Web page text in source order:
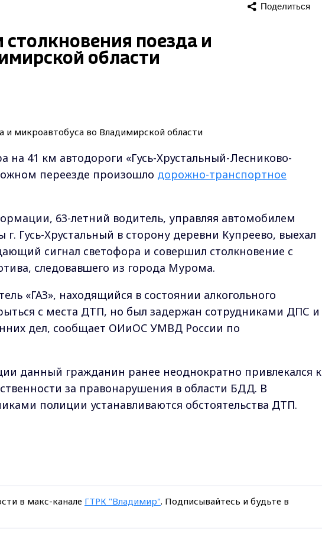
Поделиться
поезда и
области
на 41 км автодороги «Гусь-Хрустальный-Лесниково-
переезде произошло дорожно-транспортное
63-летний водитель, управляя автомобилем
г. Гусь-Хрустальный в сторону деревни Купреево, выехал
сигнал светофора и совершил столкновение с
следовавшего из города Мурома.
«ГАЗ», находящийся в состоянии алкогольного
с места ДТП, но был задержан сотрудниками ДПС и
дел, сообщает ОИиОС УМВД России по
данный гражданин ранее неоднократно привлекался к
за правонарушения в области БДД. В
полиции устанавливаются обстоятельства ДТП.
в макс-канале ГТРК "Владимир". Подписывайтесь и будьте в